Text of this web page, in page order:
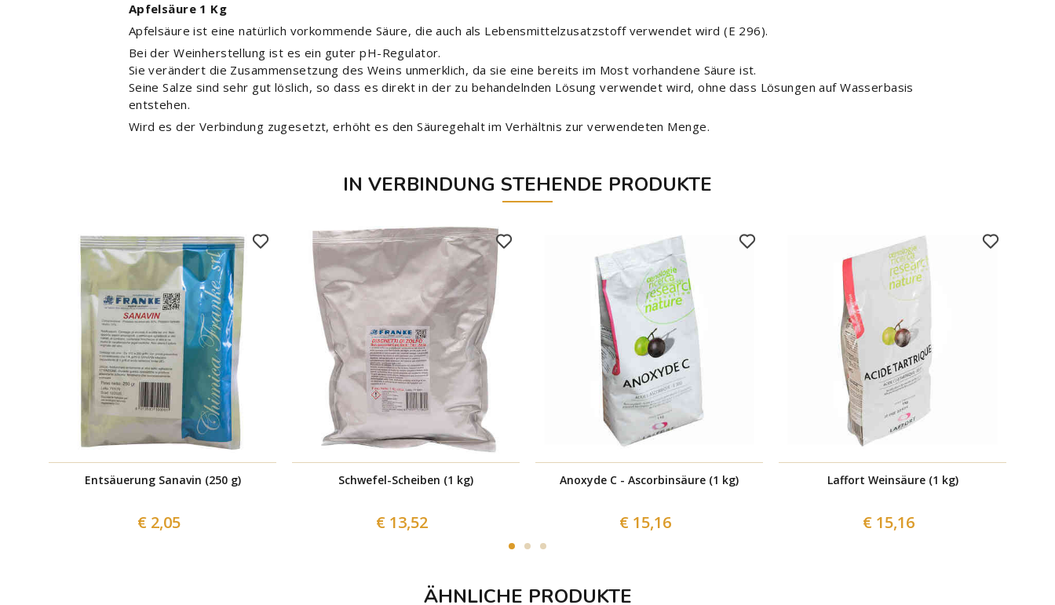
Apfelsäure 1 Kg
Apfelsäure ist eine natürlich vorkommende Säure, die auch als Lebensmittelzusatzstoff verwendet wird (E 296).
Bei der Weinherstellung ist es ein guter pH-Regulator.
Sie verändert die Zusammensetzung des Weins unmerklich, da sie eine bereits im Most vorhandene Säure ist.
Seine Salze sind sehr gut löslich, so dass es direkt in der zu behandelnden Lösung verwendet wird, ohne dass Lösungen auf Wasserbasis
entstehen.
Wird es der Verbindung zugesetzt, erhöht es den Säuregehalt im Verhältnis zur verwendeten Menge.
IN VERBINDUNG STEHENDE PRODUKTE
Entsäuerung Sanavin (250 g)
€ 2,05
Schwefel-Scheiben (1 kg)
€ 13,52
Anoxyde C - Ascorbinsäure (1 kg)
€ 15,16
Laffort Weinsäure (1 kg)
€ 15,16
ÄHNLICHE PRODUKTE